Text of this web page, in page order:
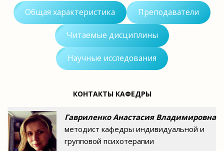
Общая характеристика Преподаватели
Читаемые дисциплины
Научные исследования
КОНТАКТЫ КАФЕДРЫ
Гавриленко Анастасия Владимировна
методист кафедры индивидуальной и
групповой психотерапии